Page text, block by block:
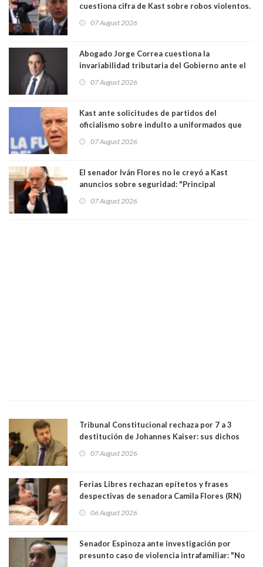
cuestiona cifra de Kast sobre robos violentos.
07 August 2026
Abogado Jorge Correa cuestiona la
invariabilidad tributaria del Gobierno ante el
democracia” y "defendemos la alternancia en el
07 August 2026
Kast ante solicitudes de partidos del
oficialismo sobre indulto a uniformados que
07 August 2026
El senador Iván Flores no le creyó a Kast
anuncios sobre seguridad: "Principal
perseguir ruta del dinero y levantar secreto
07 August 2026
Tribunal Constitucional rechaza por 7 a 3
destitución de Johannes Kaiser: sus dichos
justicia constitucional porque no es diputado
07 August 2026
Ferias Libres rechazan epítetos y frases
despectivas de senadora Camila Flores (RN)
06 August 2026
Senador Espinoza ante investigación por
presunto caso de violencia intrafamiliar: "No